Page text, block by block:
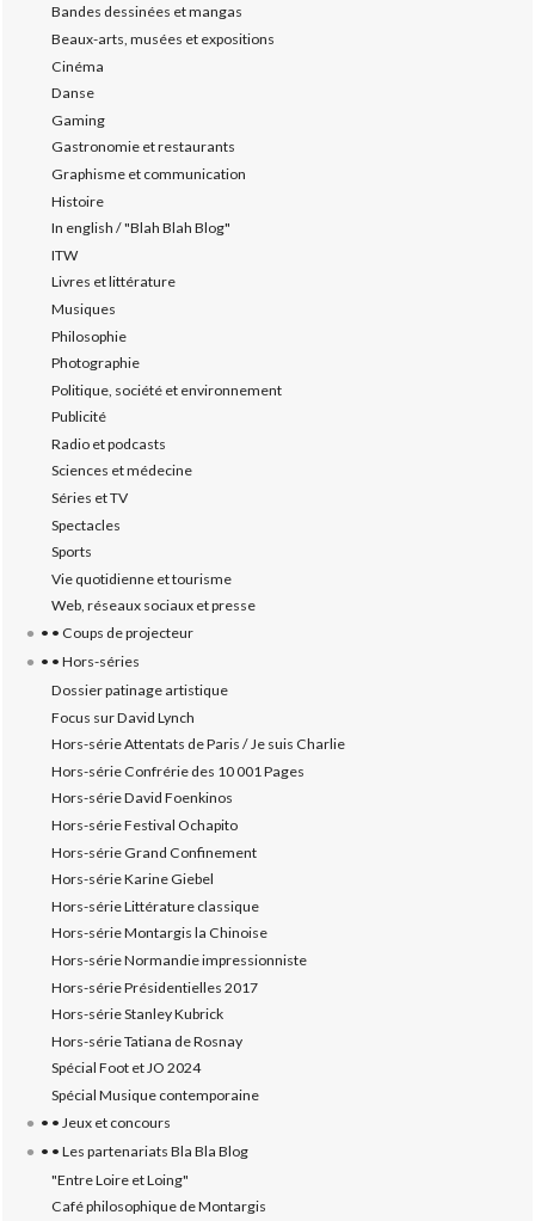
Bandes dessinées et mangas
Beaux-arts, musées et expositions
Cinéma
Danse
Gaming
Gastronomie et restaurants
Graphisme et communication
Histoire
In english / "Blah Blah Blog"
ITW
Livres et littérature
Musiques
Philosophie
Photographie
Politique, société et environnement
Publicité
Radio et podcasts
Sciences et médecine
Séries et TV
Spectacles
Sports
Vie quotidienne et tourisme
Web, réseaux sociaux et presse
• • Coups de projecteur
• • Hors-séries
Dossier patinage artistique
Focus sur David Lynch
Hors-série Attentats de Paris / Je suis Charlie
Hors-série Confrérie des 10 001 Pages
Hors-série David Foenkinos
Hors-série Festival Ochapito
Hors-série Grand Confinement
Hors-série Karine Giebel
Hors-série Littérature classique
Hors-série Montargis la Chinoise
Hors-série Normandie impressionniste
Hors-série Présidentielles 2017
Hors-série Stanley Kubrick
Hors-série Tatiana de Rosnay
Spécial Foot et JO 2024
Spécial Musique contemporaine
• • Jeux et concours
• • Les partenariats Bla Bla Blog
"Entre Loire et Loing"
Café philosophique de Montargis